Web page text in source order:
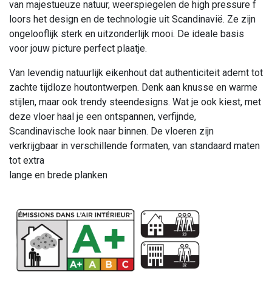
van majestueuze natuur, weerspiegelen de high pressure f
loors het design en de technologie uit Scandinavië. Ze zijn
ongelooflijk sterk en uitzonderlijk mooi. De ideale basis
voor jouw picture perfect plaatje.
Van levendig natuurlijk eikenhout dat authenticiteit ademt tot
zachte tijdloze houtontwerpen. Denk aan knusse en warme
stijlen, maar ook trendy steendesigns. Wat je ook kiest, met
deze vloer haal je een ontspannen, verfijnde,
Scandinavische look naar binnen. De vloeren zijn
verkrijgbaar in verschillende formaten, van standaard maten
tot extra
lange en brede planken